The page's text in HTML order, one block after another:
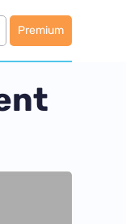
Premium